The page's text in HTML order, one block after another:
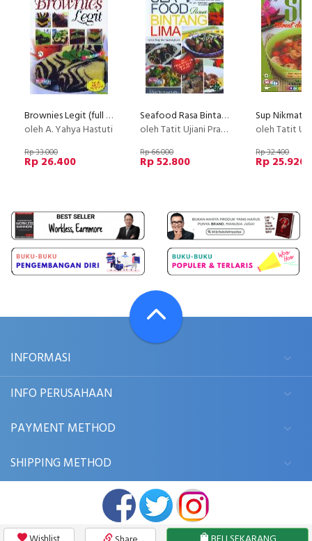
Brownies Legit (full color)
oleh A. Yahya Hastuti
Rp 33.000
Rp 26.400
Seafood Rasa Bintang Lima
oleh Tatit Ujiani Prasetyaningsih/Eva Luthfiany
Rp 66.000
Rp 52.800
oleh Tatit Ujiani
Rp 32.400
Rp 25.920
INFORMASI
INFO PERUSAHAAN
PAYMENT METHOD
SHIPPING METHOD